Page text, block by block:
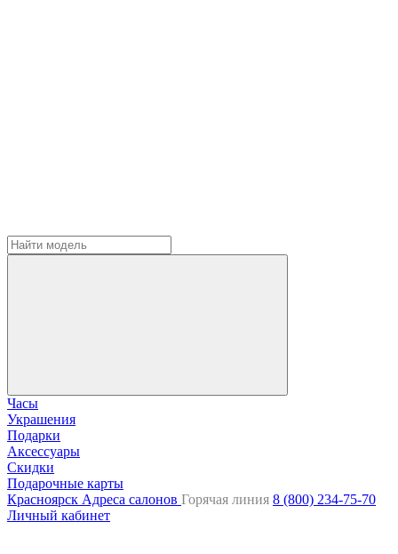
Часы
Украшения
Подарки
Аксессуары
Скидки
Подарочные карты
Красноярск Адреса салонов Горячая линия 8 (800) 234-75-70
Личный кабинет